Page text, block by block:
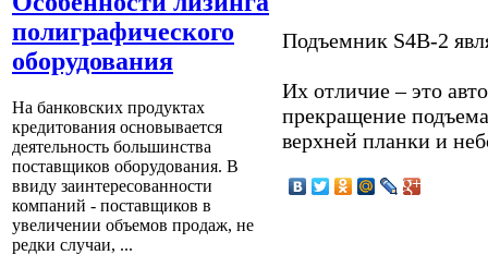
полиграфического
оборудования
На банковских продуктах
кредитования основывается
деятельность большинства
поставщиков оборудования. В
ввиду заинтересованности
компаний - поставщиков в
увеличении объемов продаж, не
редки случаи, ...
Подъемник S4B-2
Их отличие – это
прекращение
верхней планки и